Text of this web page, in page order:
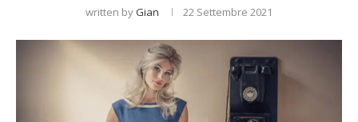
written byGian 22 Settembre 2021